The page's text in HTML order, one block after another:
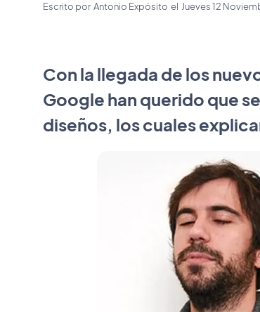
Escrito porAntonio Expósito el Jueves 12
Con la llegada de los
Google han querido que
diseños, los cuales